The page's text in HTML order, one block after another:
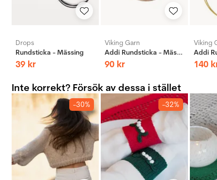
Drops
Rundsticka - Mässing
39 kr
Viking Garn
Addi Rundsticka - Mässing
90 kr
Viking
140
Inte korrekt? Försök av dessa i stället
-30% -32%